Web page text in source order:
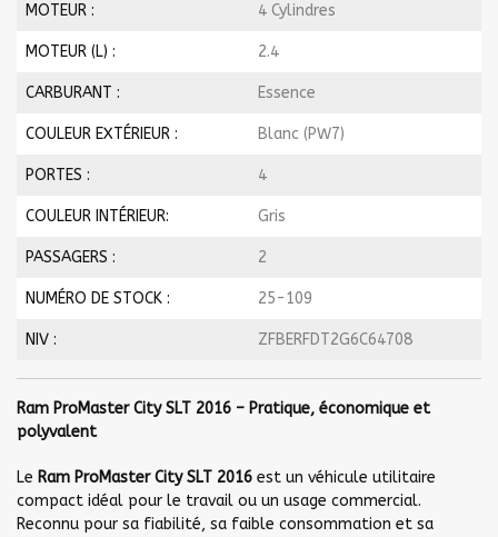
MOTEUR : 4 Cylindres
MOTEUR (L) : 2.4
CARBURANT : Essence
COULEUR EXTÉRIEUR : Blanc (PW7)
PORTES : 4
COULEUR INTÉRIEUR: Gris
PASSAGERS : 2
NUMÉRO DE STOCK : 25-109
NIV : ZFBERFDT2G6C64708
Ram ProMaster City SLT 2016 – Pratique, économique et
polyvalent
Le Ram ProMaster City SLT 2016 est un véhicule utilitaire
compact idéal pour le travail ou un usage commercial.
Reconnu pour sa fiabilité, sa faible consommation et sa